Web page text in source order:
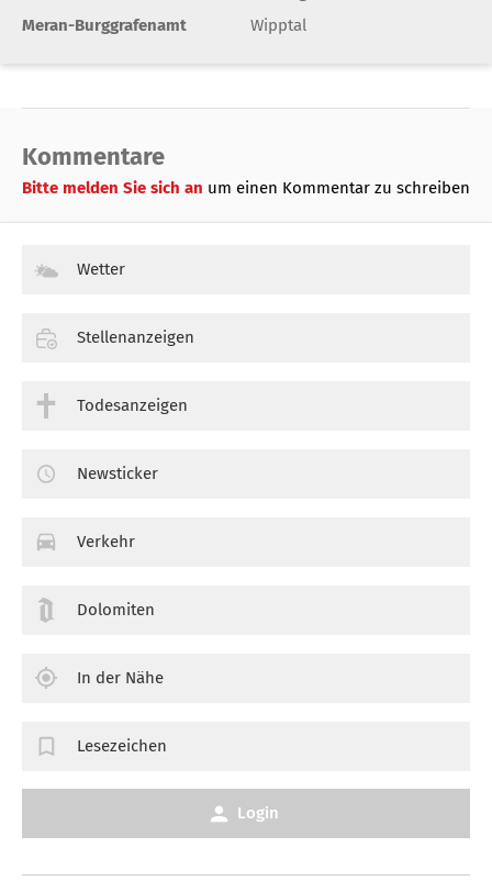
Meran-Burggrafenamt
Wipptal
Kommentare
Bitte melden Sie sich an um einen Kommentar zu schreiben
Wetter
Stellenanzeigen
Todesanzeigen
Newsticker
Verkehr
Dolomiten
In der Nähe
Lesezeichen
Login